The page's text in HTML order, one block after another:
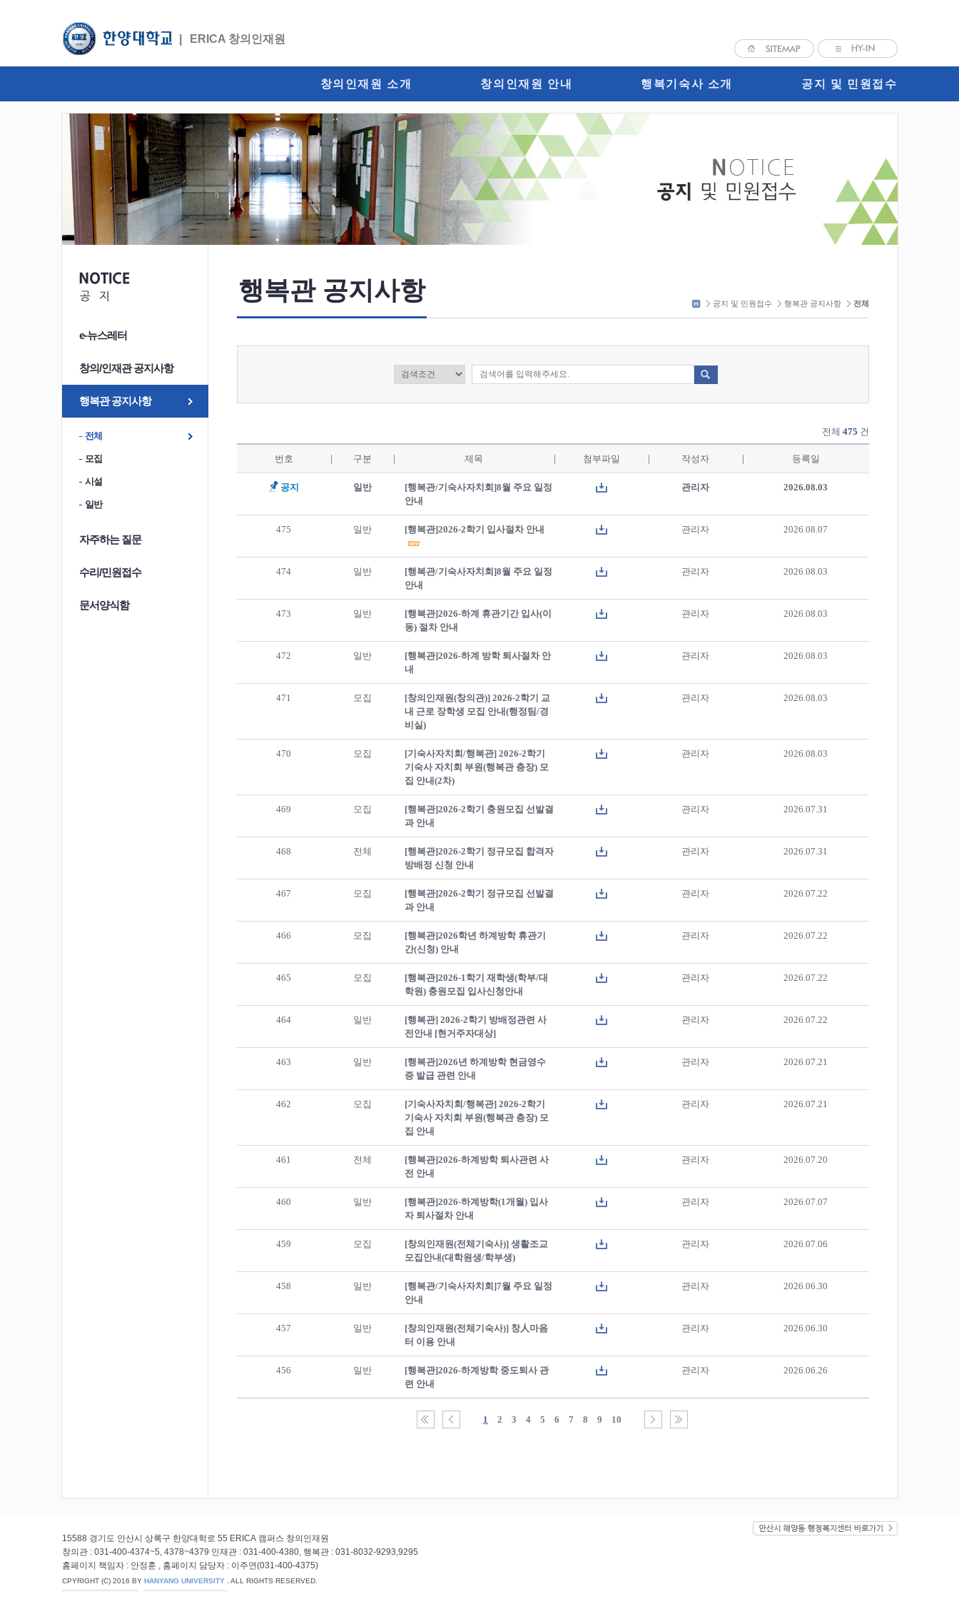
ERICA 창의인재원
창의인재원 소개 창의인재원 안내 행복기숙사 소개 공지 및 민원접수
e-뉴스레터
창의/인재관 공지사항
행복관 공지사항
전체
모집
시설
일반
자주하는 질문
수리/민원접수
문서양식함
행복관 공지사항 Home 공지 및 민원접수 행복관 공지사항 전체
전체 475 건
번호 구분 제목 첨부파일 작성자 등록일
공지 일반
[행복관/기숙사자치회]8월 주요 일정
안내
관리자 2026.08.03
475 일반 [행복관]2026-2학기 입사절차 안내 관리자 2026.08.07
474 일반
[행복관/기숙사자치회]8월 주요 일정
안내
관리자 2026.08.03
473 일반
[행복관]2026-하계 휴관기간 입사(이
동) 절차 안내
관리자 2026.08.03
472 일반
[행복관]2026-하계 방학 퇴사절차 안
내
관리자 2026.08.03
471 모집
[창의인재원(창의관)] 2026-2학기 교
내 근로 장학생 모집 안내(행정팀/경
비실)
관리자 2026.08.03
470 모집
[기숙사자치회/행복관] 2026-2학기
기숙사 자치회 부원(행복관 층장) 모
집 안내(2차)
관리자 2026.08.03
469 모집
[행복관]2026-2학기 충원모집 선발결
과 안내
관리자 2026.07.31
468 전체
[행복관]2026-2학기 정규모집 합격자
방배정 신청 안내
관리자 2026.07.31
467 모집
[행복관]2026-2학기 정규모집 선발결
과 안내
관리자 2026.07.22
466 모집
[행복관]2026학년 하계방학 휴관기
간(신청) 안내
관리자 2026.07.22
465 모집
[행복관]2026-1학기 재학생(학부/대
학원) 충원모집 입사신청안내
관리자 2026.07.22
464 일반
[행복관] 2026-2학기 방배정관련 사
전안내 [현거주자대상]
관리자 2026.07.22
463 일반
[행복관]2026년 하계방학 현금영수
증 발급 관련 안내
관리자 2026.07.21
462 모집
[기숙사자치회/행복관] 2026-2학기
기숙사 자치회 부원(행복관 층장) 모
집 안내
관리자 2026.07.21
461 전체
[행복관]2026-하계방학 퇴사관련 사
전 안내
관리자 2026.07.20
460 일반
[행복관]2026-하계방학(1개월) 입사
자 퇴사절차 안내
관리자 2026.07.07
459 모집
[창의인재원(전체기숙사)] 생활조교
모집안내(대학원생/학부생)
관리자 2026.07.06
458 일반
[행복관/기숙사자치회]7월 주요 일정
안내
관리자 2026.06.30
457 일반
[창의인재원(전체기숙사)] 창人마음
터 이용 안내
관리자 2026.06.30
456 일반
[행복관]2026-하계방학 중도퇴사 관
련 안내
관리자 2026.06.26
1 2 3 4 5 6 7 8 9 10
15588 경기도 안산시 상록구 한양대학로 55 ERICA 캠퍼스 창의인재원
창의관 : 031-400-4374~5, 4378~4379 인재관 : 031-400-4380, 행복관 : 031-8032-9293,9295
홈페이지 책임자 : 안정훈 , 홈페이지 담당자 : 이주연(031-400-4375)
CPYRIGHT (C) 2016 BY HANYANG UNIVERSITY. ALL RIGHTS RESERVED.